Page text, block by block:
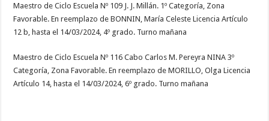
Maestro de Ciclo Escuela Nº 109 J. J. Millán. 1º Categoría, Zona
Favorable. En reemplazo de BONNIN, María Celeste Licencia Artículo
12 b, hasta el 14/03/2024, 4º grado. Turno mañana
Maestro de Ciclo Escuela Nº 116 Cabo Carlos M. Pereyra NINA 3º
Categoría, Zona Favorable. En reemplazo de MORILLO, Olga Licencia
Artículo 14, hasta el 14/03/2024, 6º grado. Turno mañana